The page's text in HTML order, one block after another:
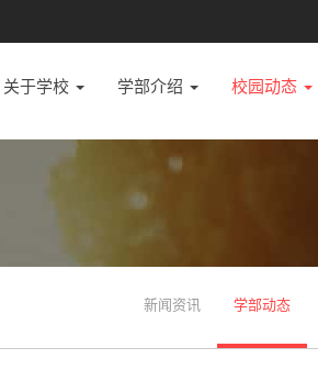
关于学校 学部介绍 校园动态
新闻资讯 学部动态